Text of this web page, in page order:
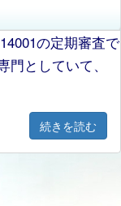
の定期審査で
としていて、
続きを読む